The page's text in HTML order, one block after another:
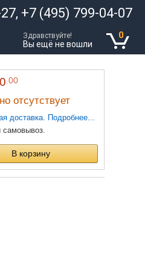
+7 (495) 799-04-07
Здравствуйте!
Вы ещё не вошли
0
.00
отсутствует
доставка. Подробнее...
самовывоз.
В корзину